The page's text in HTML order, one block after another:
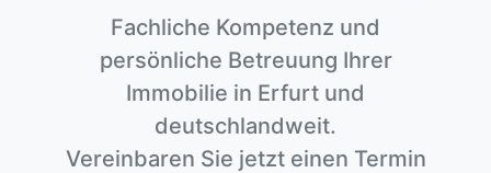
Fachliche Kompetenz und
persönliche Betreuung Ihrer
Immobilie in Erfurt und
deutschlandweit.
Vereinbaren Sie jetzt einen Termin